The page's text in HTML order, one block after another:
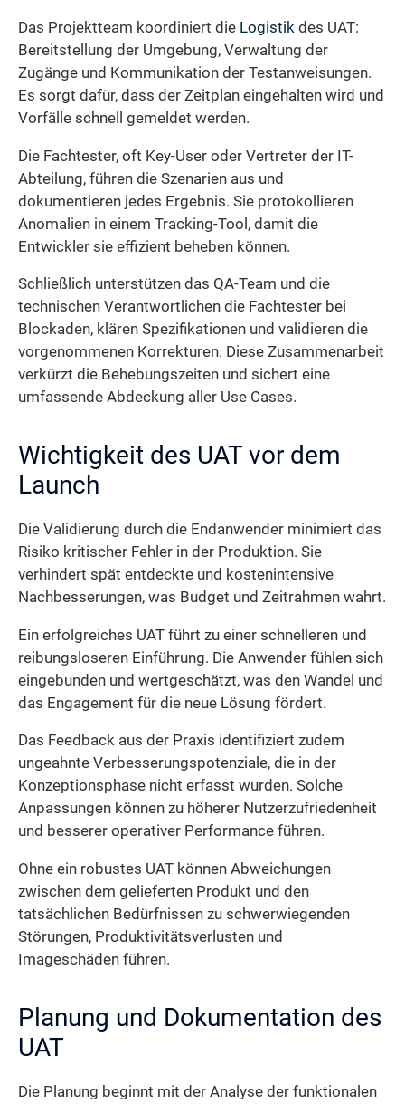
Das Projektteam koordiniert die Logistik des UAT:
Bereitstellung der Umgebung, Verwaltung der
Zugänge und Kommunikation der Testanweisungen.
Es sorgt dafür, dass der Zeitplan eingehalten wird und
Vorfälle schnell gemeldet werden.
Die Fachtester, oft Key-User oder Vertreter der IT-
Abteilung, führen die Szenarien aus und
dokumentieren jedes Ergebnis. Sie protokollieren
Anomalien in einem Tracking-Tool, damit die
Entwickler sie effizient beheben können.
Schließlich unterstützen das QA-Team und die
technischen Verantwortlichen die Fachtester bei
Blockaden, klären Spezifikationen und validieren die
vorgenommenen Korrekturen. Diese Zusammenarbeit
verkürzt die Behebungszeiten und sichert eine
umfassende Abdeckung aller Use Cases.
Wichtigkeit des UAT vor dem
Launch
Die Validierung durch die Endanwender minimiert das
Risiko kritischer Fehler in der Produktion. Sie
verhindert spät entdeckte und kostenintensive
Nachbesserungen, was Budget und Zeitrahmen wahrt.
Ein erfolgreiches UAT führt zu einer schnelleren und
reibungsloseren Einführung. Die Anwender fühlen sich
eingebunden und wertgeschätzt, was den Wandel und
das Engagement für die neue Lösung fördert.
Das Feedback aus der Praxis identifiziert zudem
ungeahnte Verbesserungspotenziale, die in der
Konzeptionsphase nicht erfasst wurden. Solche
Anpassungen können zu höherer Nutzerzufriedenheit
und besserer operativer Performance führen.
Ohne ein robustes UAT können Abweichungen
zwischen dem gelieferten Produkt und den
tatsächlichen Bedürfnissen zu schwerwiegenden
Störungen, Produktivitätsverlusten und
Imageschäden führen.
Planung und Dokumentation des
UAT
Die Planung beginnt mit der Analyse der funktionalen